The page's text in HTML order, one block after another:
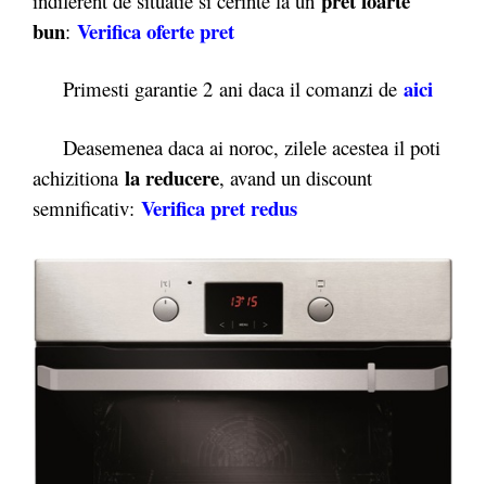
bun: Verifica oferte pret
Primesti garantie 2 ani daca il comanzi de aici
Deasemenea daca ai noroc, zilele acestea il poti
achizitiona la reducere, avand un discount
semnificativ: Verifica pret redus